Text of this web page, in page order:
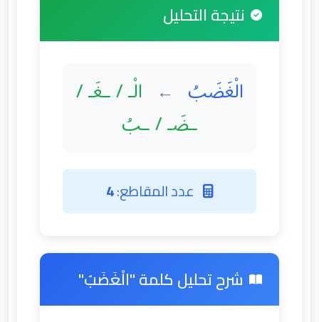
نتيجة التحليل
الْغَضَبُ ← الْـ / ـغَـ /
ـضَـ / ـبُ
عدد المقاطع:4
شرح تحليل كلمة "الْغَضَبُ"